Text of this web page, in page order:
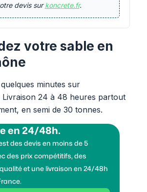
devis surkoncrete.fr.
votre sable en
minutes sur
Livraison 24 à 48 heures partout
en semi de 30 tonnes.
en 24/48h.
des devis en moins de 5
des prix compétitifs, des
et une livraison en 24/48h